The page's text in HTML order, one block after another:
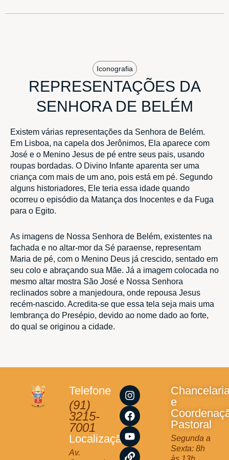
Iconografia
REPRESENTAÇÕES DA
SENHORA DE BELÉM
Existem várias representações da Senhora de Belém.
Em Lisboa, na capela dos Jerônimos, Ela aparece com
José e o Menino Jesus de pé entre seus pais, usando
roupas bordadas. O Divino Infante aparenta ser uma
criança com mais de um ano, pois está em pé. Segundo
alguns historiadores, Ele teria essa idade quando
ocorreu o episódio da Matança dos Inocentes e da Fuga
para o Egito.
As imagens de Nossa Senhora de Belém, existentes na
fachada e no altar-mor da Sé paraense, representam
Maria de pé, com o Menino Deus já crescido, sentado em
seu colo e abraçando sua Mãe. Já a imagem colocada no
mesmo altar mostra São José e Nossa Senhora
reclinados sobre a manjedoura, onde repousa Jesus
recém-nascido. Acredita-se que essa tela seja mais uma
lembrança do Presépio, devido ao nome dado ao forte,
do qual se originou a cidade.
Telefone
(91)
3215-
7001
Localização
Av.
I
n
s
t
a
g
r
F
a
c
e
b
o
o
Y
o
u
t
u
b
e
L
i
n
k
e
Pastoral
Segunda a
Sexta: 8h